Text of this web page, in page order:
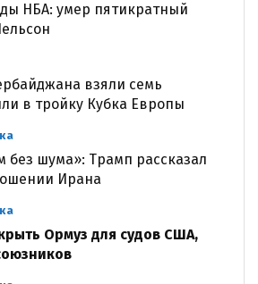
НБА: умер пятикратный
взяли семь
в тройку Кубка Европы
без шума»: Трамп рассказал
Ирана
Ормуз для судов США,